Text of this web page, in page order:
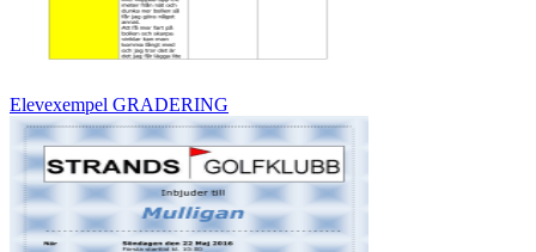
Elevexempel GRADERING